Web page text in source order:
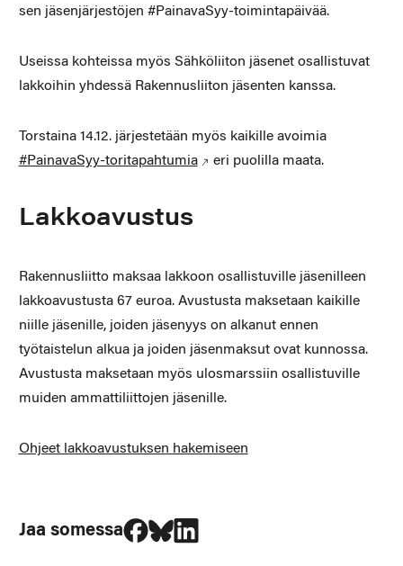
sen jäsenjärjestöjen #PainavaSyy-toimintapäivää.
Useissa kohteissa myös Sähköliiton jäsenet osallistuvat
lakkoihin yhdessä Rakennusliiton jäsenten kanssa.
Torstaina 14.12. järjestetään myös kaikille avoimia
#PainavaSyy-toritapahtumia
eri puolilla maata.
Lakkoavustus
Rakennusliitto maksaa lakkoon osallistuville jäsenilleen
lakkoavustusta 67 euroa. Avustusta maksetaan kaikille
niille jäsenille, joiden jäsenyys on alkanut ennen
työtaistelun alkua ja joiden jäsenmaksut ovat kunnossa.
Avustusta maksetaan myös ulosmarssiin osallistuville
muiden ammattiliittojen jäsenille.
Ohjeet lakkoavustuksen hakemiseen
Jaa somessa
Jaa Facebookissa
Jaa Blueskyssa
Jaa LinkedIn:ssä